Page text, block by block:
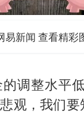
易新闻 查看精彩
调整水平
观，我们